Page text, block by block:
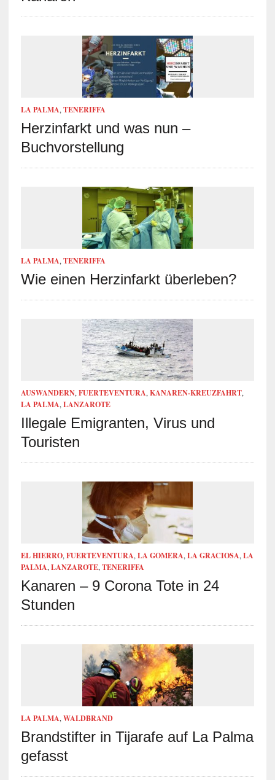
LA PALMA, TENERIFFA
Herzinfarkt und was nun –
Buchvorstellung
LA PALMA, TENERIFFA
Wie einen Herzinfarkt überleben?
AUSWANDERN, FUERTEVENTURA, KANAREN-KREUZFAHRT,
LA PALMA, LANZAROTE
Illegale Emigranten, Virus und
Touristen
EL HIERRO, FUERTEVENTURA, LA GOMERA, LA GRACIOSA, LA
PALMA, LANZAROTE, TENERIFFA
Kanaren – 9 Corona Tote in 24
Stunden
LA PALMA, WALDBRAND
Brandstifter in Tijarafe auf La Palma
gefasst